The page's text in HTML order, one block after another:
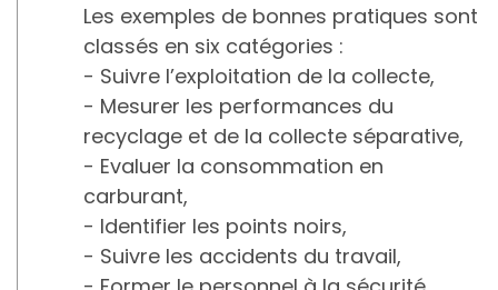
Les exemples de bonnes pratiques sont
classés en six catégories :
- Suivre l’exploitation de la collecte,
- Mesurer les performances du
recyclage et de la collecte séparative,
- Evaluer la consommation en
carburant,
- Identifier les points noirs,
- Suivre les accidents du travail,